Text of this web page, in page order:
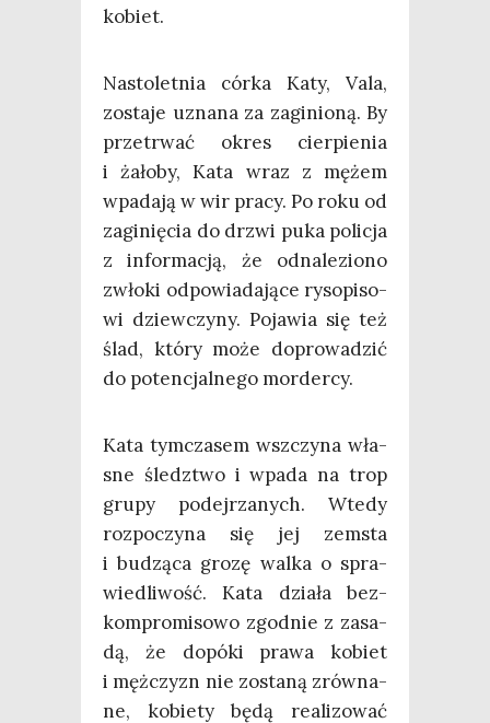
kobiet.
Nasto­let­nia cór­ka Katy, Vala,
zosta­je uzna­na za zagi­nio­ną. By
prze­trwać okres cier­pie­nia
i żało­by, Kata wraz z mężem
wpa­da­ją w wir pra­cy. Po roku od
zagi­nię­cia do drzwi puka poli­cja
z infor­ma­cją, że odna­le­zio­no
zwło­ki odpo­wia­da­ją­ce ryso­pi­so­
wi dziew­czy­ny. Poja­wia się też
ślad, któ­ry może dopro­wa­dzić
do poten­cjal­ne­go mordercy.
Kata tym­cza­sem wsz­czy­na wła­
sne śledz­two i wpa­da na trop
gru­py podej­rza­nych. Wte­dy
roz­po­czy­na się jej zemsta
i budzą­ca gro­zę wal­ka o spra­
wie­dli­wość. Kata dzia­ła bez­
kom­pro­mi­so­wo zgod­nie z zasa­
dą, że dopó­ki pra­wa kobiet
i męż­czyzn nie zosta­ną zrów­na­
ne, kobie­ty będą reali­zo­wać